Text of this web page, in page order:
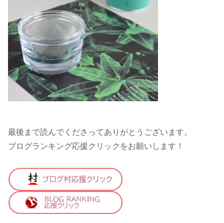
最後まで読んでくださってありがとうございます。
ブログランキング応援クリックをお願いします！